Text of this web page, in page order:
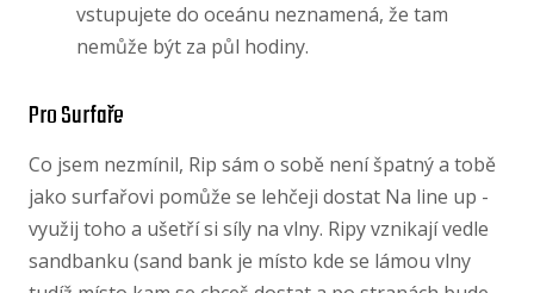
vstupujete do oceánu neznamená, že tam
nemůže být za půl hodiny.
Pro Surfaře
Co jsem nezmínil, Rip sám o sobě není špatný a tobě
jako surfařovi pomůže se lehčeji dostat Na line up -
využij toho a ušetří si síly na vlny. Ripy vznikají vedle
sandbanku (sand bank je místo kde se lámou vlny